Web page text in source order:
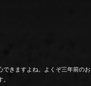
できますよね。よくぞ三年前のお